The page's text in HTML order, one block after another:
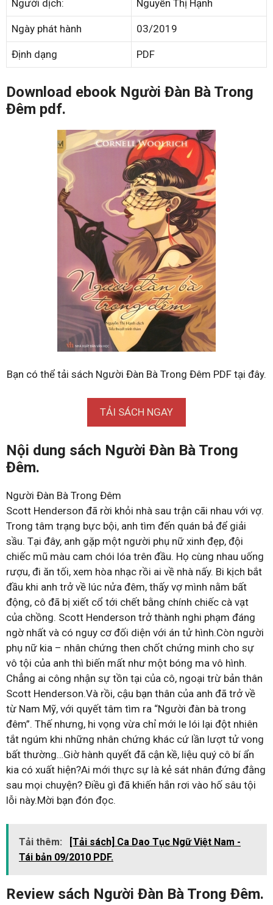
Người dịch: Nguyễn Thị Hạnh
Ngày phát hành 03/2019
Định dạng PDF
Download ebook Người Đàn Bà Trong
Đêm pdf.
Bạn có thể tải sách Người Đàn Bà Trong Đêm PDF tại đây.
TẢI SÁCH NGAY
Nội dung sách Người Đàn Bà Trong
Đêm.
Người Đàn Bà Trong Đêm
Scott Henderson đã rời khỏi nhà sau trận cãi nhau với vợ.
Trong tâm trạng bực bội, anh tìm đến quán bả để giải
sầu. Tại đây, anh gặp một người phụ nữ xinh đẹp, đội
chiếc mũ màu cam chói lóa trên đầu. Họ cùng nhau uống
rượu, đi ăn tối, xem hòa nhạc rồi ai về nhà nấy. Bi kịch bắt
đầu khi anh trở về lúc nửa đêm, thấy vợ mình nằm bất
động, cô đã bị xiết cổ tới chết bằng chính chiếc cà vạt
của chồng. Scott Henderson trở thành nghi phạm đáng
ngờ nhất và có nguy cơ đối diện với án tử hình.Còn người
phụ nữ kia – nhân chứng then chốt chứng minh cho sự
vô tội của anh thì biến mất như một bóng ma vô hình.
Chẳng ai công nhận sự tồn tại của cô, ngoại trừ bản thân
Scott Henderson.Và rồi, cậu bạn thân của anh đã trở về
từ Nam Mỹ, với quyết tâm tìm ra “Người đàn bà trong
đêm”. Thế nhưng, hi vọng vừa chỉ mới le lói lại đột nhiên
tắt ngúm khi những nhân chứng khác cứ lần lượt tử vong
bất thường…Giờ hành quyết đã cận kề, liệu quý cô bí ẩn
kia có xuất hiện?Ai mới thực sự là kẻ sát nhân đứng đằng
sau mọi chuyện? Điều gì đã khiến hắn rơi vào hố sâu tội
lỗi này.Mời bạn đón đọc.
Tải thêm:
[Tải sách] Ca Dao Tục Ngữ Việt Nam -
Tái bản 09/2010 PDF.
Review sách Người Đàn Bà Trong Đêm.